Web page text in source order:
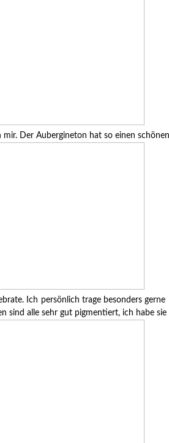
Der Aubergineton hat so einen
Ich persönlich trage besonders
sind alle sehr gut pigmentiert, ich habe